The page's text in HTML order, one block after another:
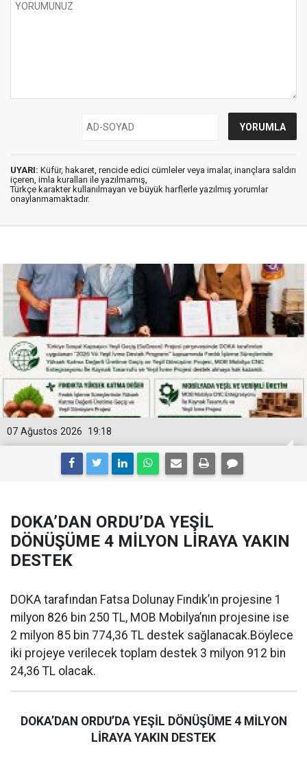
UYARI: Küfür, hakaret, rencide edici cümleler veya imalar, inançlara saldırı
içeren, imla kuralları ile yazılmamış,
Türkçe karakter kullanılmayan ve büyük harflerle yazılmış yorumlar
onaylanmamaktadır.
19:18
07 Ağustos 2026
DOKA’DAN ORDU’DA YEŞİL
DÖNÜŞÜME 4 MİLYON LİRAYA YAKIN
DESTEK
DOKA tarafından Fatsa Dolunay Fındık’ın projesine 1
milyon 826 bin 250 TL, MOB Mobilya’nın projesine ise
2 milyon 85 bin 774,36 TL destek sağlanacak.Böylece
iki projeye verilecek toplam destek 3 milyon 912 bin
24,36 TL olacak.
DOKA’DAN ORDU’DA YEŞİL DÖNÜŞÜME 4 MİLYON
LİRAYA YAKIN DESTEK